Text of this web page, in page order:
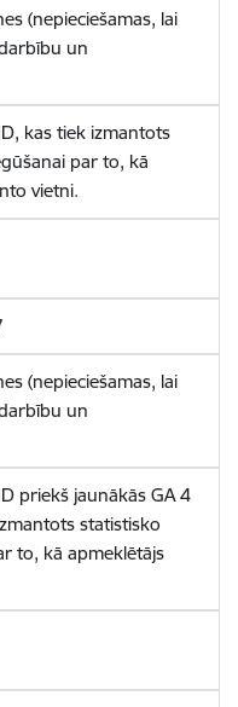
(nepieciešamas, lai
un
kas tiek izmantots
par to, kā
vietni.
(nepieciešamas, lai
un
priekš jaunākās GA 4
statistisko
to, kā apmeklētājs